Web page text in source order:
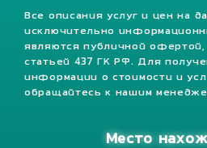
Все описания услуг и цен на
исключительно
являются публичной
статьей 437 ГК РФ. Для
информации о стоимости и
обращайтесь к нашим
Место